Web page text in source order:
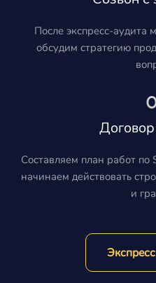
После экспресс-аудита
обсудим стратегию
Составляем план работ по
начинаем действовать
и